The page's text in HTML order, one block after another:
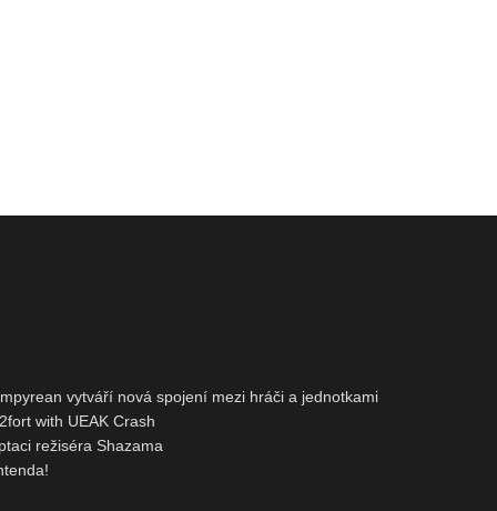
vytváří nová spojení mezi hráči a jednotkami
with UEAK Crash
režiséra Shazama